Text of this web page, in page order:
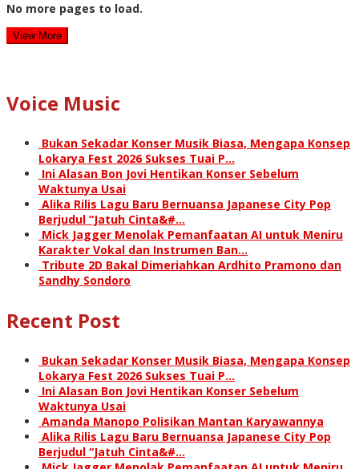
No more pages to load.
View More
Voice Music
Bukan Sekadar Konser Musik Biasa, Mengapa Konsep
Lokarya Fest 2026 Sukses Tuai P…
Ini Alasan Bon Jovi Hentikan Konser Sebelum
Waktunya Usai
Alika Rilis Lagu Baru Bernuansa Japanese City Pop
Berjudul “Jatuh Cinta&#…
Mick Jagger Menolak Pemanfaatan AI untuk Meniru
Karakter Vokal dan Instrumen Ban…
Tribute 2D Bakal Dimeriahkan Ardhito Pramono dan
Sandhy Sondoro
Recent Post
Bukan Sekadar Konser Musik Biasa, Mengapa Konsep
Lokarya Fest 2026 Sukses Tuai P…
Ini Alasan Bon Jovi Hentikan Konser Sebelum
Waktunya Usai
Amanda Manopo Polisikan Mantan Karyawannya
Alika Rilis Lagu Baru Bernuansa Japanese City Pop
Berjudul “Jatuh Cinta&#…